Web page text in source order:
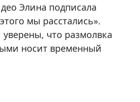
Элина подписала
мы расстались».
что размолвка
носит временный